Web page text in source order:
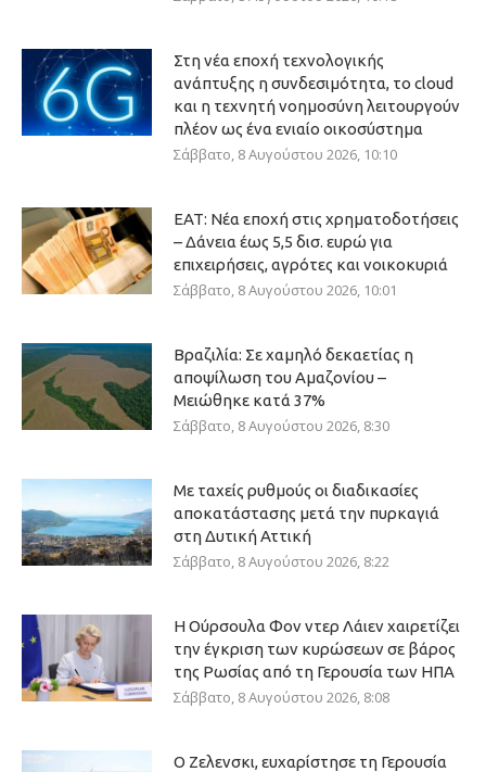
Στη νέα εποχή τεχνολογικής
ανάπτυξης η συνδεσιμότητα, το cloud
και η τεχνητή νοημοσύνη λειτουργούν
πλέον ως ένα ενιαίο οικοσύστημα
Σάββατο, 8 Αυγούστου 2026, 10:10
ΕΑΤ: Νέα εποχή στις χρηματοδοτήσεις
– Δάνεια έως 5,5 δισ. ευρώ για
επιχειρήσεις, αγρότες και νοικοκυριά
Σάββατο, 8 Αυγούστου 2026, 10:01
Βραζιλία: Σε χαμηλό δεκαετίας η
αποψίλωση του Αμαζονίου –
Μειώθηκε κατά 37%
Σάββατο, 8 Αυγούστου 2026, 8:30
Με ταχείς ρυθμούς οι διαδικασίες
αποκατάστασης μετά την πυρκαγιά
στη Δυτική Αττική
Σάββατο, 8 Αυγούστου 2026, 8:22
Η Ούρσουλα Φον ντερ Λάιεν χαιρετίζει
την έγκριση των κυρώσεων σε βάρος
της Ρωσίας από τη Γερουσία των ΗΠΑ
Σάββατο, 8 Αυγούστου 2026, 8:08
Ο Ζελενσκι, ευχαρίστησε τη Γερουσία